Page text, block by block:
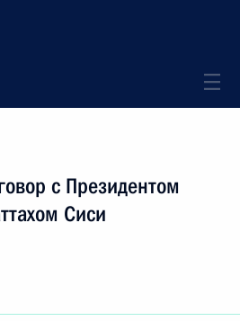
с Президентом
Сиси